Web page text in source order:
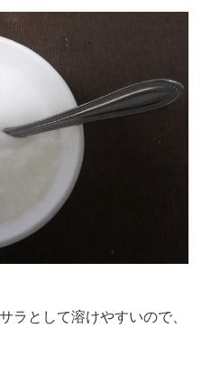
ラとして溶けやすいので、